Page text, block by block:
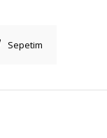
Sepetim